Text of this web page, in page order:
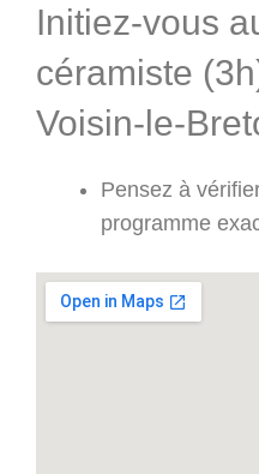
Initiez-vous
céramiste
Voisin-le-
Pensez à
programme